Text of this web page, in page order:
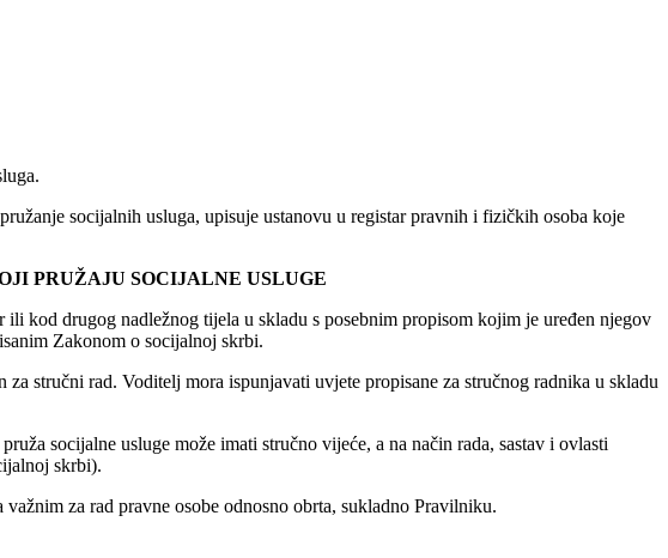
socijalnih usluga, upisuje ustanovu u registar pravnih i fizičkih osoba koje
PRUŽAJU SOCIJALNE USLUGE
kod drugog nadležnog tijela u skladu s posebnim propisom kojim je uređen njegov
Zakonom o socijalnoj skrbi.
stručni rad. Voditelj mora ispunjavati uvjete propisane za stručnog radnika u skladu
socijalne usluge može imati stručno vijeće, a na način rada, sastav i ovlasti
skrbi).
za rad pravne osobe odnosno obrta, sukladno Pravilniku.